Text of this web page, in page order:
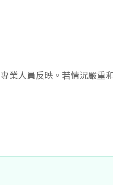
人員反映。若情況嚴重